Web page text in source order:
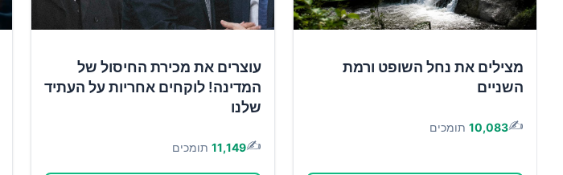
מצילים את נחל השופט ורמת
השניים
✍️
10,083 תומכים
עוצרים את מכירת החיסול של
המדינה! לוקחים אחריות על העתיד
שלנו
✍️
11,149 תומכים